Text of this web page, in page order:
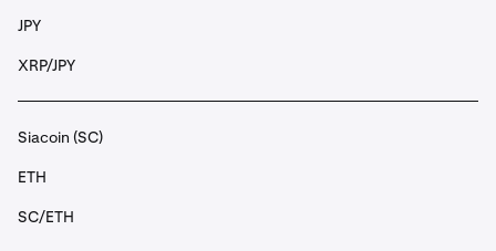
JPY
XRP/JPY
Siacoin (SC)
ETH
SC/ETH